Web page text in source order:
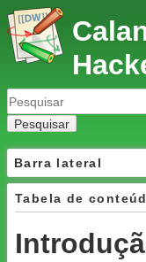
Pesquisar
Barra lateral
Tabela de